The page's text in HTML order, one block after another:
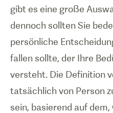
gibt es eine große
dennoch sollten Sie
persönliche
fallen sollte, der Ihre
versteht. Die Definition
tatsächlich von Person
sein, basierend auf